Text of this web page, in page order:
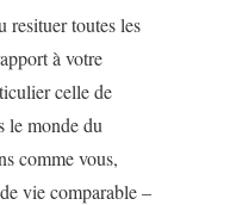
resituer toutes les
à votre
celle de
le monde du
comme vous,
vie comparable –